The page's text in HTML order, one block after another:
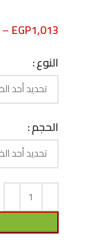
EGP1,013
–
النوع
الحجم